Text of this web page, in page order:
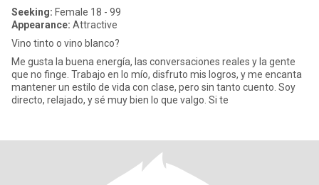
Seeking: Female 18 - 99
Appearance: Attractive
Vino tinto o vino blanco?
Me gusta la buena energía, las conversaciones reales y la gente
que no finge. Trabajo en lo mío, disfruto mis logros, y me encanta
mantener un estilo de vida con clase, pero sin tanto cuento. Soy
directo, relajado, y sé muy bien lo que valgo. Si te